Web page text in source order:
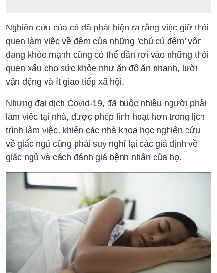
Nghiên cứu của cô đã phát hiện ra rằng việc giữ thói
quen làm việc về đêm của những ‘chú cú đêm’ vốn
đang khỏe mạnh cũng có thể dần rơi vào những thói
quen xấu cho sức khỏe như ăn đồ ăn nhanh, lười
vận động và ít giao tiếp xã hội.
Nhưng đại dịch Covid-19, đã buộc nhiều người phải
làm việc tại nhà, được phép linh hoạt hơn trong lịch
trình làm việc, khiến các nhà khoa học nghiên cứu
về giấc ngủ cũng phải suy nghĩ lại các giả định về
giấc ngủ và cách đánh giá bệnh nhân của họ.